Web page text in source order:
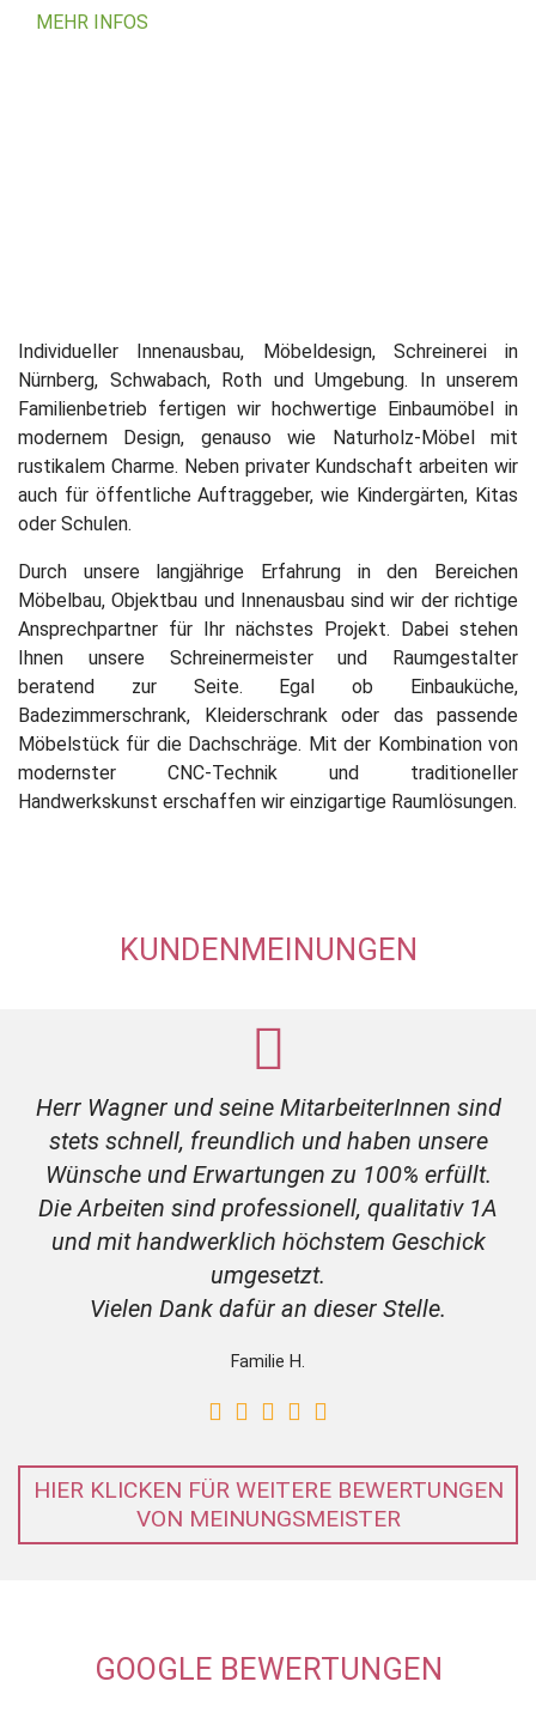
MEHR INFOS
Individueller Innenausbau, Möbeldesign, Schreinerei in
Nürnberg, Schwabach, Roth und Umgebung. In unserem
Familienbetrieb fertigen wir hochwertige Einbaumöbel in
modernem Design, genauso wie Naturholz-Möbel mit
rustikalem Charme. Neben privater Kundschaft arbeiten wir
auch für öffentliche Auftraggeber, wie Kindergärten, Kitas
oder Schulen.
Durch unsere langjährige Erfahrung in den Bereichen
Möbelbau, Objektbau und Innenausbau sind wir der richtige
Ansprechpartner für Ihr nächstes Projekt. Dabei stehen
Ihnen unsere Schreinermeister und Raumgestalter
beratend zur Seite. Egal ob Einbauküche,
Badezimmerschrank, Kleiderschrank oder das passende
Möbelstück für die Dachschräge. Mit der Kombination von
modernster CNC-Technik und traditioneller
Handwerkskunst erschaffen wir einzigartige Raumlösungen.
KUNDENMEINUNGEN
Herr Wagner und seine MitarbeiterInnen sind
stets schnell, freundlich und haben unsere
Wünsche und Erwartungen zu 100% erfüllt.
Die Arbeiten sind professionell, qualitativ 1A
und mit handwerklich höchstem Geschick
umgesetzt.
Vielen Dank dafür an dieser Stelle.
Familie H.
HIER KLICKEN FÜR WEITERE BEWERTUNGEN
VON MEINUNGSMEISTER
GOOGLE BEWERTUNGEN